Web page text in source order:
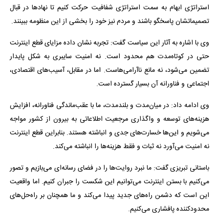
استراتژی ابهام به سمت استراتژی شفافیت حرکت کنیم تا نهادها در قبال
تصمیماتشان پاسخگو باشند و مردم نیز خود را بخشی از این منظومه ببینند.
وی با اشاره به آثار این سیاست گفت: تجربه نشان داده مزایای قطع اینترنت
حتی در کوتاه‌مدت هم محدود است. نه امنیت سایبری به شکل پایدار
تضمین می‌شود، نه مانع ناآرامی‌هاست. اما در مقابل، آسیب‌های اقتصادی،
اجتماعی و فناورانه آن بسیار گسترده است.
وی ادامه داد: در میان‌مدت و بلندمدت، ما با عقب‌ماندگی فناورانه، افزایش
هزینه‌های توسعه و واگذاری مرجعیت اطلاعاتی به بیرون از کشور مواجه
می‌شویم و این‌ها خسارت‌های جدی و انباشته هستند. بنابراین قطع اینترنت
نه امنیت می‌آورد نه ثبات و فقط هزینه‌ها را انباشته می‌کند.
باستانی تبریزی گفت: ما نبرد روایت‌ها را در فضای رسانه‌ای می‌بازیم و تصور
می‌کنیم با بستن اینترنت می‌توانیم این شکست را جبران کنیم. اما واقعیت
این است که دشمن راه‌های جدید پیدا می‌کند و ما همچنان بر راه‌حل‌های
محدودکننده پافشاری می‌کنیم.